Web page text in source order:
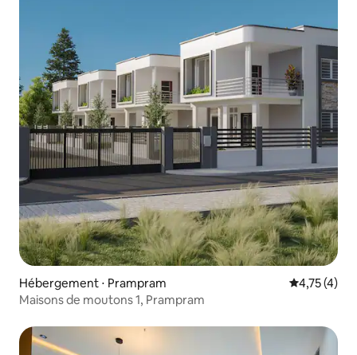
Hébergement ⋅ Prampram Évaluation
4,75 (4)
Maisons de moutons 1, Prampram